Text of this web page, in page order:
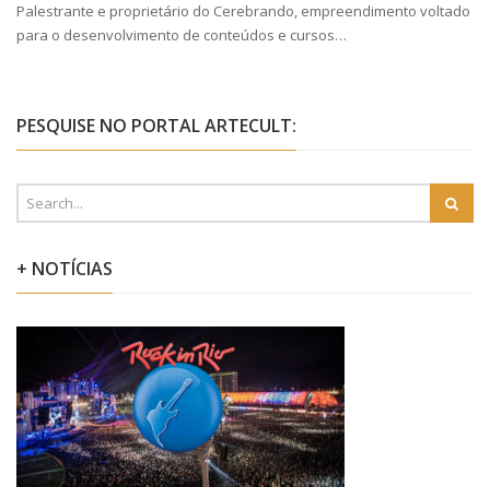
Palestrante e proprietário do Cerebrando, empreendimento voltado
para o desenvolvimento de conteúdos e cursos…
PESQUISE NO PORTAL ARTECULT:
+ NOTÍCIAS